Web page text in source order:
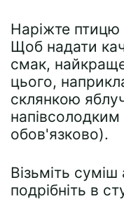
Наріжте
Щоб надати
смак,
цього,
склянкою
обов'язково).
Візьміть
подрібніть в